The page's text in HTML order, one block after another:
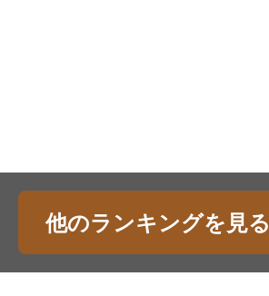
他のランキングを見る